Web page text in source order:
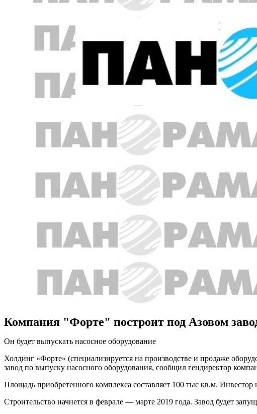
Компания "Форте" построит под Азовом
Он будет выпускать насосное оборудование
Холдинг «Форте» (специализируется на производстве и продаже
завод по выпуску насосного оборудования, сообщил гендиректор
Площадь приобретенного комплекса составляет 100 тыс кв.м.
Строительство начнется в феврале — марте 2019 года. Завод будет